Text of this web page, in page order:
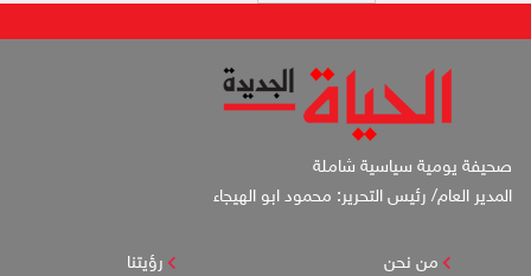
صحيفة يومية سياسية شاملة
المدير العام/ رئيس التحرير: محمود ابو الهيجاء
من نحن رؤيتنا